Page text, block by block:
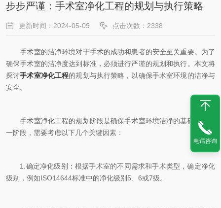
步步严谨：手术室净化工程的规划与执行策略
更新时间：2024-05-09 点击次数：2338
手术室的洁净环境对于手术的成功和患者的安全至关重要。为了
确保手术室的洁净度达到标准，必须进行严谨的规划和执行。本文将
探讨手术室净化工程的规划与执行策略，以确保手术室环境的洁净与
安全。
手术室净化工程的规划阶段是确保手术室环境洁净的基础。在这
一阶段，需要考虑以下几个关键因素：
1.确定净化级别：根据手术室的不同需求和手术类型，确定净化
级别，例如ISO14644标准中的净化级别5、6或7级。
电话咨询